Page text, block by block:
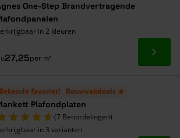
One-Step Brandvertragende
in 2 kleuren
27,25per m² Ga
Bekende favoriet! Bouwvakdeals ☀️
Plafondplaten
(7 Beoordelingen)
in 3 varianten